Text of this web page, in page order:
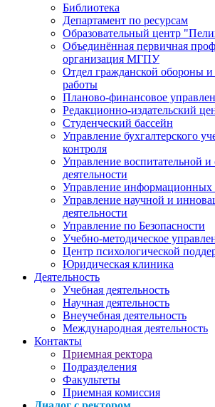
Библиотека
Департамент по ресурсам
Образовательный центр
Объединённая первичная
организация МГПУ
Отдел гражданской обороны
работы
Планово-финансовое
Редакционно-издательский
Студенческий бассейн
Управление бухгалтерского
контроля
Управление воспитательной и
деятельности
Управление информационных
Управление научной и
деятельности
Управление по Безопасности
Учебно-методическое
Центр психологической
Юридическая клиника
Деятельность
Учебная деятельность
Научная деятельность
Внеучебная деятельность
Международная деятельность
Контакты
Приемная ректора
Подразделения
Факультеты
Приемная комиссия